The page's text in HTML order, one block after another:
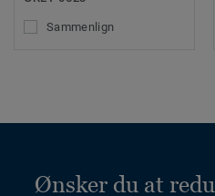
Sammenlign
Ønsker du at